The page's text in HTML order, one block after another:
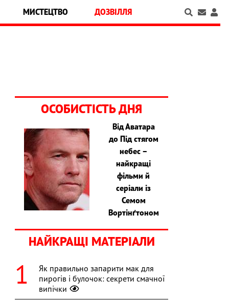
МИСТЕЦТВО ДОЗВІЛЛЯ
ОСОБИСТІСТЬ ДНЯ
Від Аватара
до Під стягом
небес –
найкращі
фільми й
серіали із
Семом
Вортінґтоном
НАЙКРАЩІ МАТЕРІАЛИ
Як правильно запарити мак для
пирогів і булочок: секрети смачної
випічки